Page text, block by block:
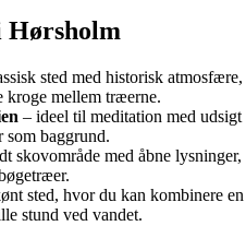
Hørsholm
sted med historisk atmosfære,
kroge mellem træerne.
– ideel til meditation med udsigt
som baggrund.
skovområde med åbne lysninger,
sted, hvor du kan kombinere en
stund ved vandet.